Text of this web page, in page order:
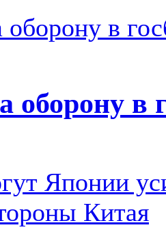
оборону в